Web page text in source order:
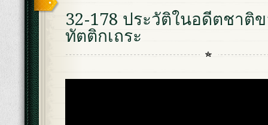
32-178 ประวัติในอดีตชาติ
ทัตติกเถระ